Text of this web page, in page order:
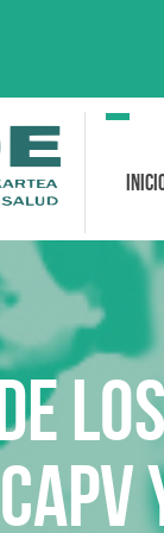
Toggle
los